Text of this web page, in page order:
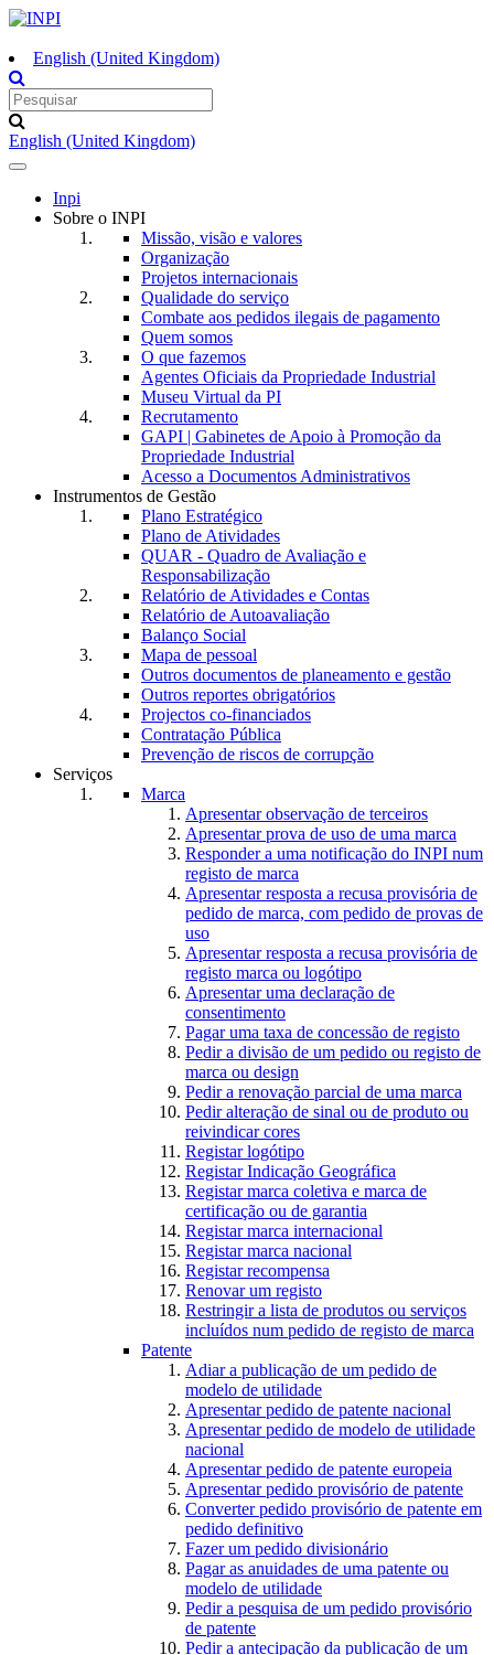
English (United Kingdom)
English (United Kingdom)
Toggle
navigation
Inpi
Sobre o INPI
Missão, visão e valores
Organização
Projetos internacionais
Qualidade do serviço
Combate aos pedidos ilegais de pagamento
Quem somos
O que fazemos
Agentes Oficiais da Propriedade Industrial
Museu Virtual da PI
Recrutamento
GAPI | Gabinetes de Apoio à Promoção da
Propriedade Industrial
Acesso a Documentos Administrativos
Instrumentos de Gestão
Plano Estratégico
Plano de Atividades
QUAR - Quadro de Avaliação e
Responsabilização
Relatório de Atividades e Contas
Relatório de Autoavaliação
Balanço Social
Mapa de pessoal
Outros documentos de planeamento e gestão
Outros reportes obrigatórios
Projectos co-financiados
Contratação Pública
Prevenção de riscos de corrupção
Serviços
Marca
Apresentar observação de terceiros
Apresentar prova de uso de uma marca
Responder a uma notificação do INPI num
registo de marca
Apresentar resposta a recusa provisória de
pedido de marca, com pedido de provas de
uso
Apresentar resposta a recusa provisória de
registo marca ou logótipo
Apresentar uma declaração de
consentimento
Pagar uma taxa de concessão de registo
Pedir a divisão de um pedido ou registo de
marca ou design
Pedir a renovação parcial de uma marca
Pedir alteração de sinal ou de produto ou
reivindicar cores
Registar logótipo
Registar Indicação Geográfica
Registar marca coletiva e marca de
certificação ou de garantia
Registar marca internacional
Registar marca nacional
Registar recompensa
Renovar um registo
Restringir a lista de produtos ou serviços
incluídos num pedido de registo de marca
Patente
Adiar a publicação de um pedido de
modelo de utilidade
Apresentar pedido de patente nacional
Apresentar pedido de modelo de utilidade
nacional
Apresentar pedido de patente europeia
Apresentar pedido provisório de patente
Converter pedido provisório de patente em
pedido definitivo
Fazer um pedido divisionário
Pagar as anuidades de uma patente ou
modelo de utilidade
Pedir a pesquisa de um pedido provisório
de patente
Pedir a antecipação da publicação de um